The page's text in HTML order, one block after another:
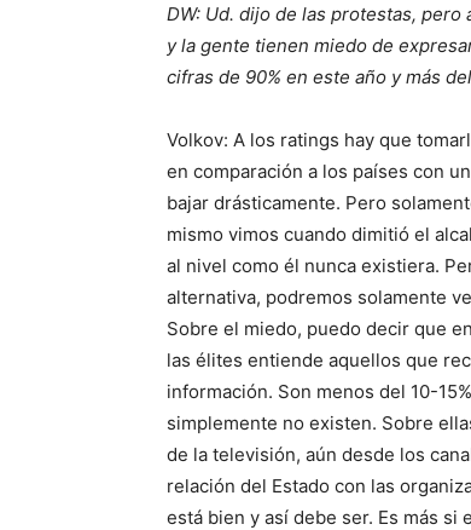
DW: Ud. dijo de las protestas,
y la gente tienen miedo de
cifras de 90% en este año y más
Volkov: A los ratings hay que
en comparación a los países con
bajar drásticamente. Pero
mismo vimos cuando dimitió el
al nivel como él nunca existiera.
alternativa, podremos solamente
Sobre el miedo, puedo decir que
las élites entiende aquellos que
información. Son menos del 10-
simplemente no existen. Sobre
de la televisión, aún desde los
relación del Estado con las
está bien y así debe ser. Es más si